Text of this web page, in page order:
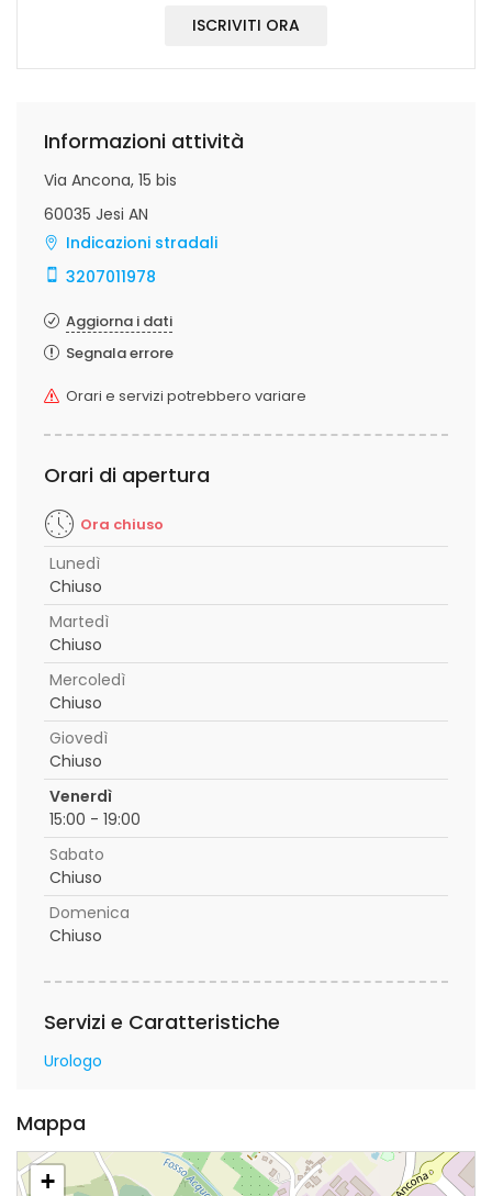
ISCRIVITI ORA
Informazioni attività
Via Ancona, 15 bis
60035 Jesi AN
Indicazioni stradali
3207011978
Aggiorna i dati
Segnala errore
Orari e servizi potrebbero variare
Orari di apertura
Ora chiuso
Lunedì
Chiuso
Martedì
Chiuso
Mercoledì
Chiuso
Giovedì
Chiuso
Venerdì
15:00 - 19:00
Sabato
Chiuso
Domenica
Chiuso
Servizi e Caratteristiche
Urologo
Mappa
+